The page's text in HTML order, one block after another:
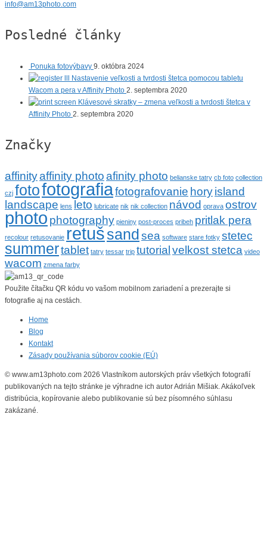
info@am13photo.com
Posledné články
Ponuka fotovýbavy 9. októbra 2024
Nastavenie veľkosti a tvrdosti štetca pomocou tabletu
Wacom a pera v Affinity Photo 2. septembra 2020
Klávesové skratky – zmena veľkosti a tvrdosti štetca v
Affinity Photo 2. septembra 2020
Značky
affinityaffinity photoafinity photo belianske tatry cb foto collection
czj fotofotografiafotografovanie horyisland
landscape lens leto lubricate nik nik collection návod oprava ostrov
photo photography pieniny post-proces pribeh pritlak pera
recolour retusovanie retušsand sea software stare fotky stetec
summertablet tatry tessar trip tutorial velkost stetca video
wacom zmena farby
Použite čítačku QR kódu vo vašom mobilnom zariadení a prezerajte si
fotografie aj na cestách.
Home
Blog
Kontakt
Zásady používania súborov cookie (EÚ)
© www.am13photo.com 2026 Vlastníkom autorských práv všetkých fotografií
publikovaných na tejto stránke je výhradne ich autor Adrián Mišiak. Akákoľvek
distribúcia, kopírovanie alebo publikovanie sú bez písomného súhlasu
zakázané.